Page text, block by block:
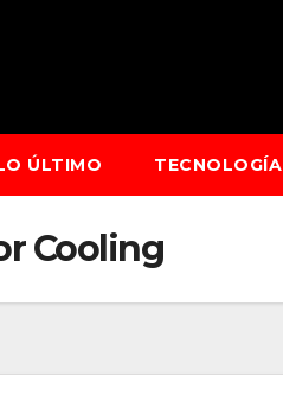
ÚLTIMO TECNOLOGÍA
Cooling